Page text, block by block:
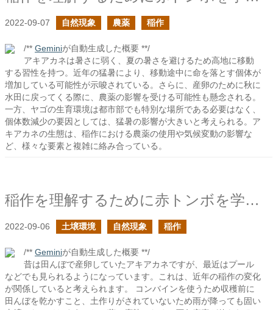
2022-09-07 自然現象 農薬 稲作
/** Geminiが自動生成した概要 **/
アキアカネは暑さに弱く、夏の暑さを避けるため高地に移動
する習性を持つ。近年の猛暑により、移動途中に命を落とす個体が
増加している可能性が示唆されている。さらに、産卵のために秋に
水田に戻ってくる際に、農薬の影響を受ける可能性も懸念される。
一方、ヤゴの生育環境は都市部でも特別な場所である必要はなく、
個体数減少の要因としては、猛暑の影響が大きいと考えられる。ア
キアカネの生態は、稲作における農薬の使用や気候変動の影響な
ど、様々な要素と複雑に絡み合っている。
稲作を理解するために赤トンボを学びたい２
2022-09-06 土壌環境 自然現象 稲作
/** Geminiが自動生成した概要 **/
昔は田んぼで産卵していたアキアカネですが、最近はプール
などでも見られるようになっています。これは、近年の稲作の変化
が関係していると考えられます。 コンバインを使うため収穫前に
田んぼを乾かすこと、土作りがされていないため雨が降っても固い